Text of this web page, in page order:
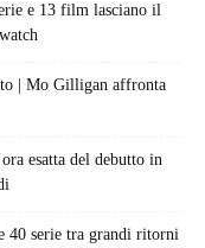
e 13 film lasciano il
| Mo Gilligan affronta
esatta del debutto in
40 serie tra grandi ritorni